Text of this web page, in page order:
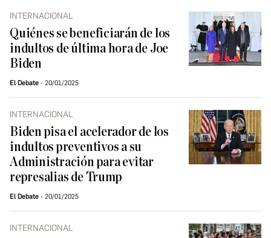
INTERNACIONAL
Quiénes se beneficiarán de los
indultos de última hora de Joe
Biden
El Debate 20/01/2025
INTERNACIONAL
Biden pisa el acelerador de los
indultos preventivos a su
Administración para evitar
represalias de Trump
El Debate 20/01/2025
INTERNACIONAL